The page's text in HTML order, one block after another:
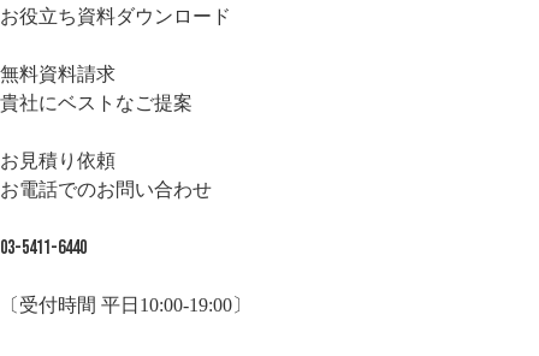
お役立ち資料ダウンロード
無料資料請求
貴社にベストなご提案
お見積り依頼
お電話でのお問い合わせ
03-5411-6440
〔受付時間 平日10:00-19:00〕